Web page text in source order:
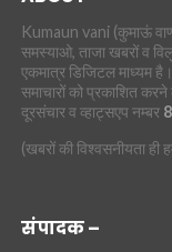
Kumaun vani (कुमाऊं
समस्याओ, ताजा खबरों व
एकमात्र डिजिटल माध्यम
समाचारों को प्रकाशित
दूरसंचार व व्हाट्सएप नम्बर
(खबरों की विश्वसनीयता ही
संपादक –